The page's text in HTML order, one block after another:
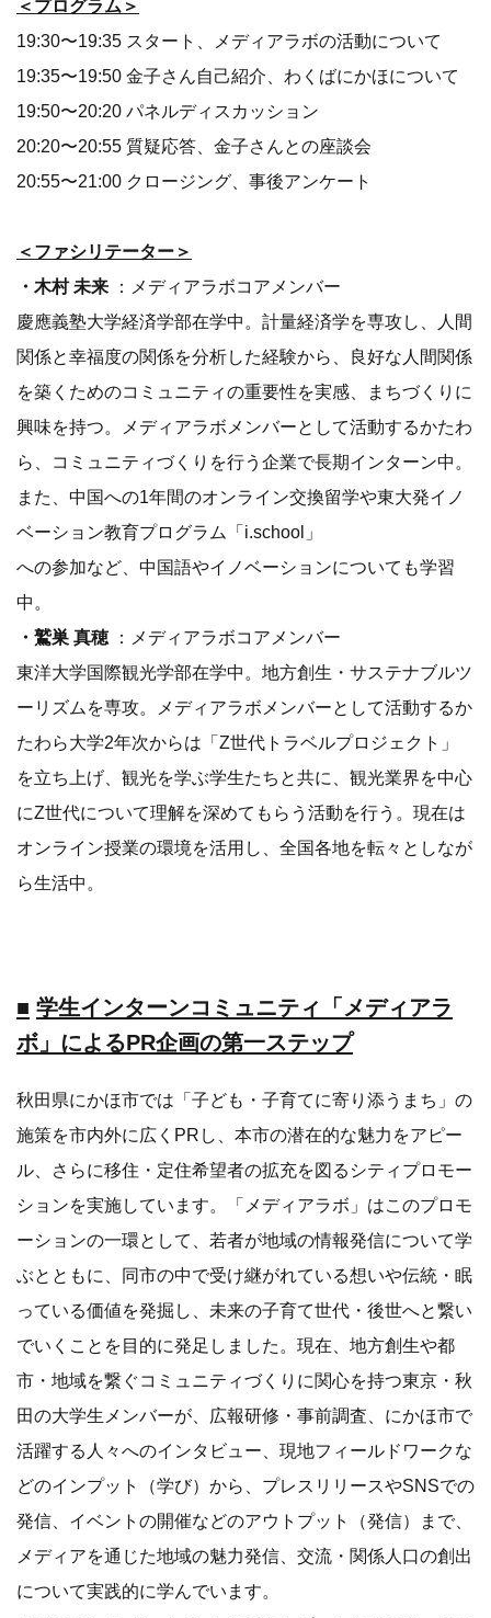
＜プログラム＞
19:30〜19:35 スタート、メディアラボの活動について
19:35〜19:50 金子さん自己紹介、わくばにかほについて
19:50〜20:20 パネルディスカッション
20:20〜20:55 質疑応答、金子さんとの座談会
20:55〜21:00 クロージング、事後アンケート
＜ファシリテーター＞
・木村 未来 ：メディアラボコアメンバー
慶應義塾大学経済学部在学中。計量経済学を専攻し、人間
関係と幸福度の関係を分析した経験から、良好な人間関係
を築くためのコミュニティの重要性を実感、まちづくりに
興味を持つ。メディアラボメンバーとして活動するかたわ
ら、コミュニティづくりを行う企業で長期インターン中。
また、中国への1年間のオンライン交換留学や東大発イノ
ベーション教育プログラム「i.school」
への参加など、中国語やイノベーションについても学習
中。
・鷲巣 真穂：メディアラボコアメンバー
東洋大学国際観光学部在学中。地方創生・サステナブルツ
ーリズムを専攻。メディアラボメンバーとして活動するか
たわら大学2年次からは「Z世代トラベルプロジェクト」
を立ち上げ、観光を学ぶ学生たちと共に、観光業界を中心
にZ世代について理解を深めてもらう活動を行う。現在は
オンライン授業の環境を活用し、全国各地を転々としなが
ら生活中。
■ 学生インターンコミュニティ「メディアラ
ボ」によるPR企画の第一ステップ
秋田県にかほ市では「子ども・子育てに寄り添うまち」の
施策を市内外に広くPRし、本市の潜在的な魅力をアピー
ル、さらに移住・定住希望者の拡充を図るシティプロモー
ションを実施しています。「メディアラボ」はこのプロモ
ーションの一環として、若者が地域の情報発信について学
ぶとともに、同市の中で受け継がれている想いや伝統・眠
っている価値を発掘し、未来の子育て世代・後世へと繋い
でいくことを目的に発足しました。現在、地方創生や都
市・地域を繋ぐコミュニティづくりに関心を持つ東京・秋
田の大学生メンバーが、広報研修・事前調査、にかほ市で
活躍する人々へのインタビュー、現地フィールドワークな
どのインプット（学び）から、プレスリリースやSNSでの
発信、イベントの開催などのアウトプット（発信）まで、
メディアを通じた地域の魅力発信、交流・関係人口の創出
について実践的に学んでいます。